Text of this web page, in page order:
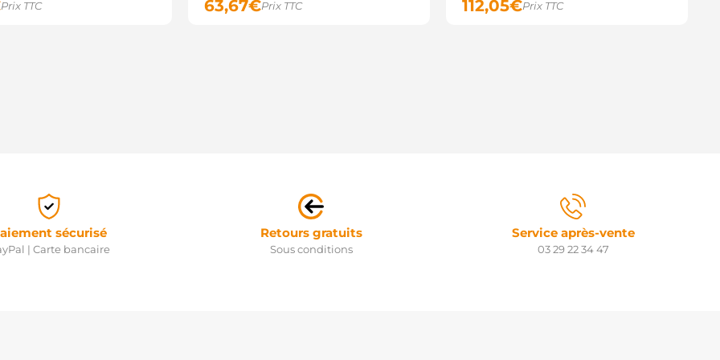
Prix TTC 63,67€Prix TTC 112,05€Prix TTC
sécurisé
| Carte bancaire
Retours gratuits
Sous conditions
Service après-vente
03 29 22 34 47